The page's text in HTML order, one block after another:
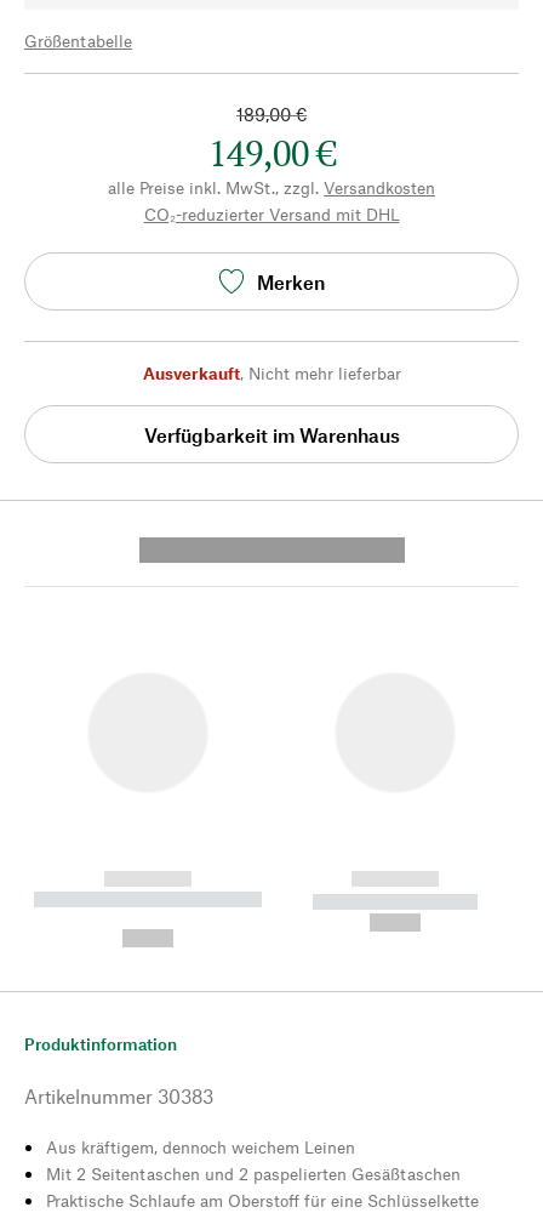
Größentabelle
189,00 €
149,00 €
alle Preise inkl. MwSt., zzgl. Versandkosten
CO₂-reduzierter Versand mit DHL
Merken
Ausverkauft, Nicht mehr lieferbar
Verfügbarkeit im Warenhaus
------------
----------- ----------- --------
------------
----------- -----------
Produktinformation
Artikelnummer 30383
Aus kräftigem, dennoch weichem Leinen
Mit 2 Seitentaschen und 2 paspelierten Gesäßtaschen
Praktische Schlaufe am Oberstoff für eine Schlüsselkette